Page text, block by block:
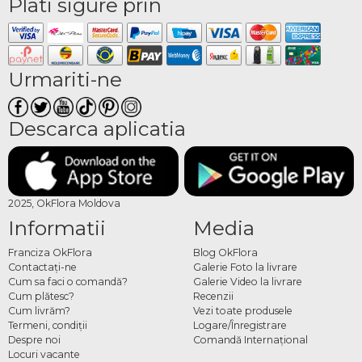
Urmariti-ne
Descarca aplicatia
2025, OkFlora Moldova
Informatii
Franciza OkFlora
Contactaţi-ne
Cum sa faci o comandă?
Cum plătesc?
Cum livrăm?
Termeni, condiţii
Despre noi
Locuri vacante
Media
Blog OkFlora
Galerie Foto la livrare
Galerie Video la livrare
Recenzii
Vezi toate produsele
Logare/Înregistrare
Comandă Internațional